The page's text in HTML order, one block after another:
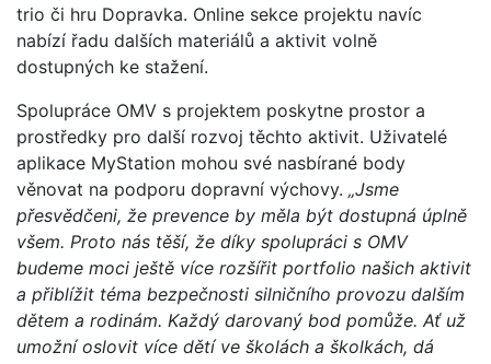
trio či hru Dopravka. Online sekce projektu navíc
nabízí řadu dalších materiálů a aktivit volně
dostupných ke stažení.
Spolupráce OMV s projektem poskytne prostor a
prostředky pro další rozvoj těchto aktivit. Uživatelé
aplikace MyStation mohou své nasbírané body
věnovat na podporu dopravní výchovy. „Jsme
přesvědčeni, že prevence by měla být dostupná úplně
všem. Proto nás těší, že díky spolupráci s OMV
budeme moci ještě více rozšířit portfolio našich aktivit
a přiblížit téma bezpečnosti silničního provozu dalším
dětem a rodinám. Každý darovaný bod pomůže. Ať už
umožní oslovit více dětí ve školách a školkách, dá